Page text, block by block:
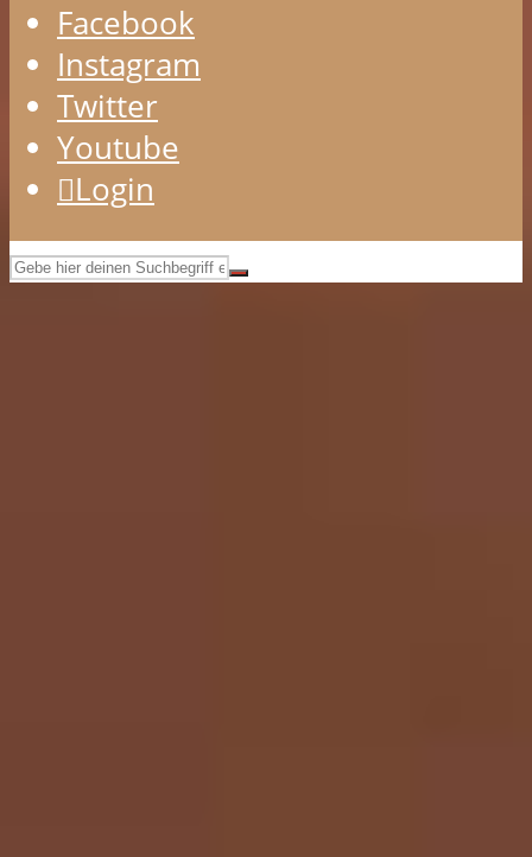
Facebook
Instagram
Twitter
Youtube
Login